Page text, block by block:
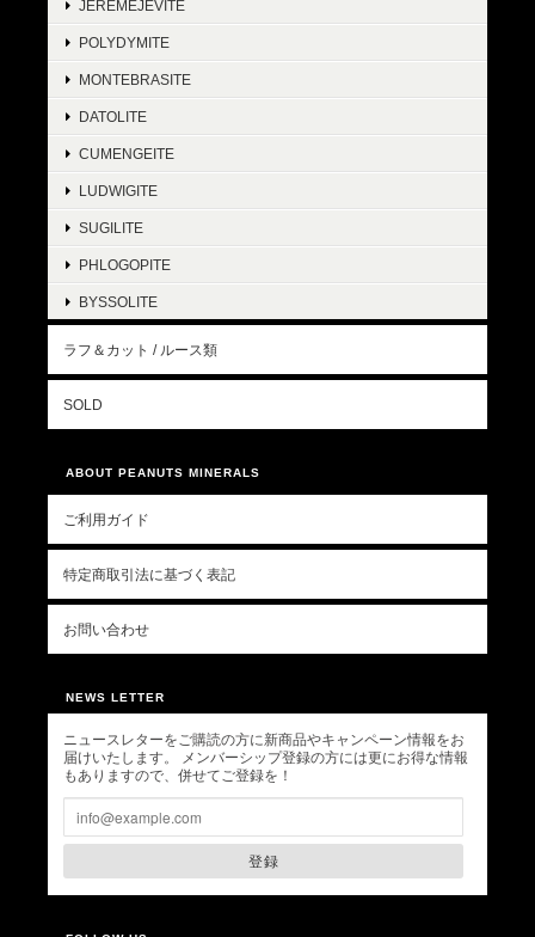
JEREMEJEVITE
POLYDYMITE
MONTEBRASITE
DATOLITE
CUMENGEITE
LUDWIGITE
SUGILITE
PHLOGOPITE
BYSSOLITE
ラフ＆カット / ルース類
SOLD
ABOUT PEANUTS MINERALS
ご利用ガイド
特定商取引法に基づく表記
お問い合わせ
NEWS LETTER
ニュースレターをご購読の方に新商品やキャンペーン情報をお
届けいたします。 メンバーシップ登録の方には更にお得な情報
もありますので、併せてご登録を！
登録